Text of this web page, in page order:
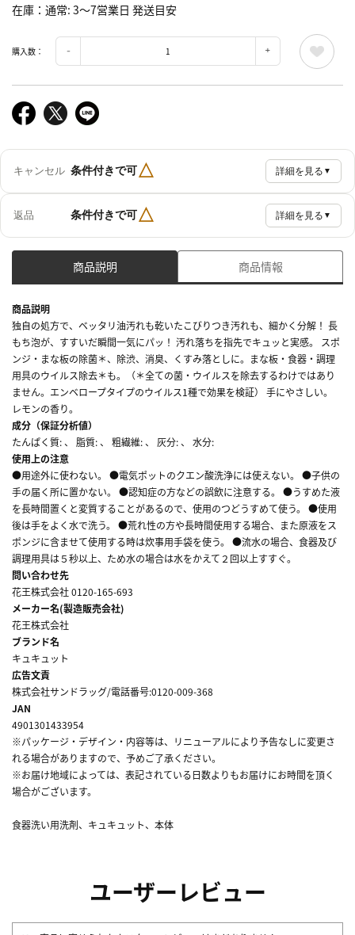
在庫 通常: 3～7営業日 発送目安
購入数：
キャンセル 条件付きで可△ 詳細を見る ▼
返品 条件付きで可△ 詳細を見る ▼
商品説明 商品情報
商品説明
独自の処方で、ベッタリ油汚れも乾いたこびりつき汚れも、細かく分解！ 長
もち泡が、すすいだ瞬間一気にパッ！ 汚れ落ちを指先でキュッと実感。 スポ
ンジ・まな板の除菌＊、除渋、消臭、くすみ落としに。まな板・食器・調理
用具のウイルス除去＊も。（＊全ての菌・ウイルスを除去するわけではあり
ません。エンベロープタイプのウイルス1種で効果を検証） 手にやさしい。
レモンの香り。
成分（保証分析値）
たんぱく質: 、 脂質: 、 粗繊維: 、 灰分: 、 水分:
使用上の注意
●用途外に使わない。 ●電気ポットのクエン酸洗浄には使えない。 ●子供の
手の届く所に置かない。 ●認知症の方などの誤飲に注意する。 ●うすめた液
を長時間置くと変質することがあるので、使用のつどうすめて使う。 ●使用
後は手をよく水で洗う。 ●荒れ性の方や長時間使用する場合、また原液をス
ポンジに含ませて使用する時は炊事用手袋を使う。 ●流水の場合、食器及び
調理用具は５秒以上、ため水の場合は水をかえて２回以上すすぐ。
問い合わせ先
花王株式会社 0120-165-693
メーカー名(製造販売会社)
花王株式会社
ブランド名
キュキュット
広告文責
株式会社サンドラッグ/電話番号:0120-009-368
JAN
4901301433954
※パッケージ・デザイン・内容等は、リニューアルにより予告なしに変更さ
れる場合がありますので、予めご了承ください。
※お届け地域によっては、表記されている日数よりもお届けにお時間を頂く
場合がございます。
食器洗い用洗剤、キュキュット、本体
ユーザーレビュー